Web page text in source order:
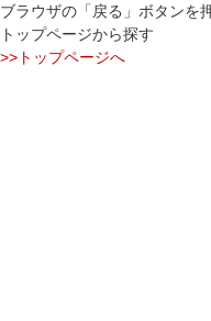
ブラウザの「戻る」ボタンを
トップページから探す
>>トップページへ